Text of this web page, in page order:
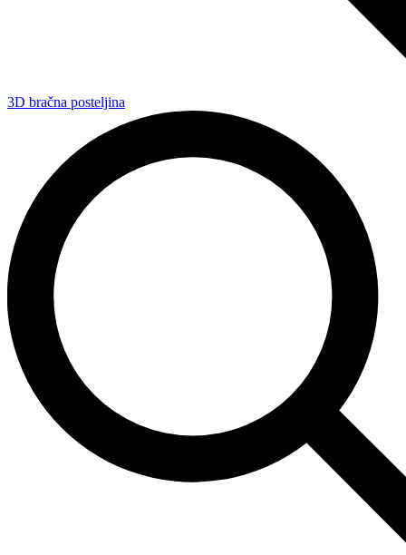
3D bračna posteljina